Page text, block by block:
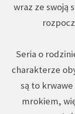
wraz ze swoją
Seria o
charakterze
są to
mrokiem,